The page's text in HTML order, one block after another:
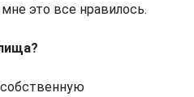
это все нравилось.